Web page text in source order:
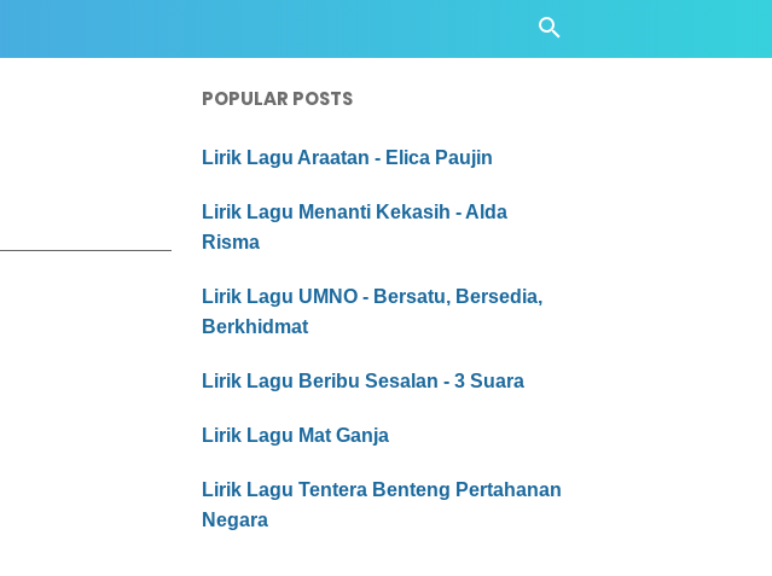
POPULAR POSTS
Lirik Lagu Araatan - Elica Paujin
Lirik Lagu Menanti Kekasih - Alda
Risma
Lirik Lagu UMNO - Bersatu, Bersedia,
Berkhidmat
Lirik Lagu Beribu Sesalan - 3 Suara
Lirik Lagu Mat Ganja
Lirik Lagu Tentera Benteng Pertahanan
Negara